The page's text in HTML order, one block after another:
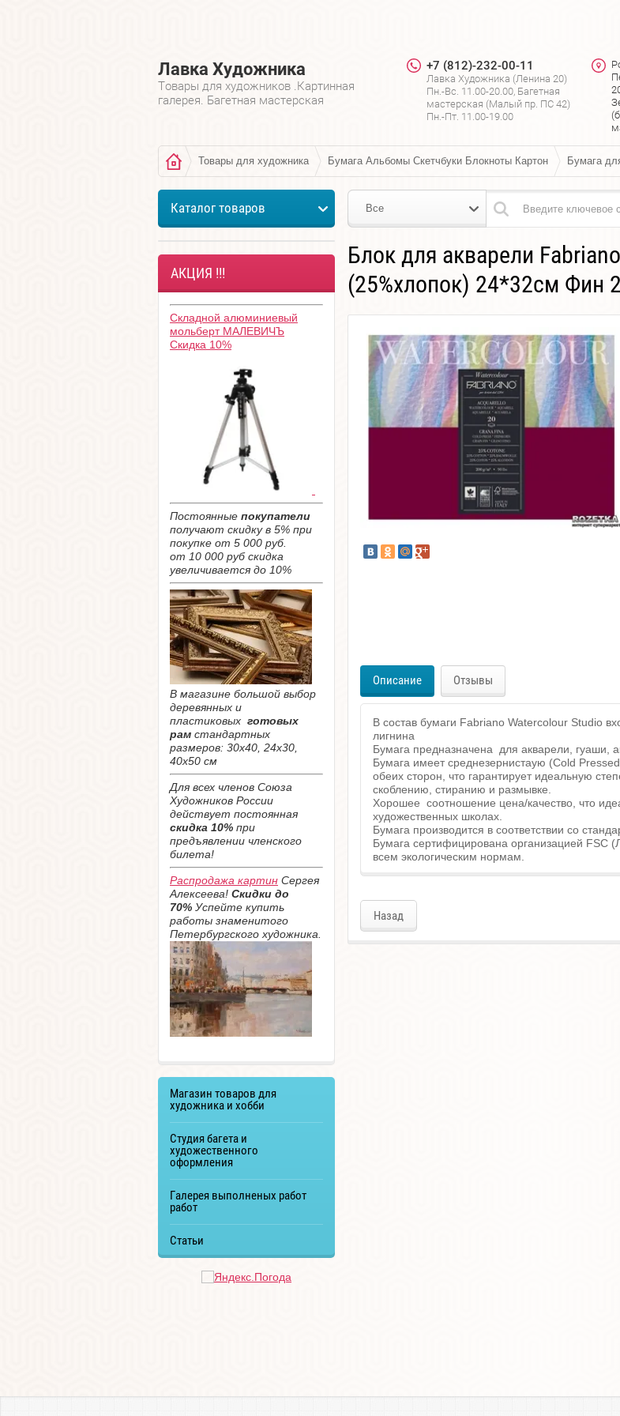
Лавка Художника
Товары для художников .Картинная
галерея. Багетная мастерская
+7 (812)-232-00-11
Лавка Художника (Ленина 20)
Пн.-Вс. 11.00-20.00, Багетная
мастерская (Малый пр. ПС 42)
Пн.-Пт. 11.00-19.00
Товары для художника Бумага Альбомы Скетчбуки Блокноты Картон Бумага
Каталог товаров
АКЦИЯ !!!
Складной алюминиевый
мольберт МАЛЕВИЧЪ
Скидка 10%
Постоянные покупатели
получают скидку в 5% при
покупке от 5 000 руб.
от 10 000 руб скидка
увеличивается до 10%
В магазине большой выбор
деревянных и
пластиковых готовых
рам стандартных
размеров: 30х40, 24х30,
40х50 см
Для всех членов Союза
Художников России
действует постоянная
скидка 10% при
предъявлении членского
билета!
Распродажа картин Сергея
Алексеева! Скидки до
70% Успейте купить
работы знаменитого
Петербургского художника.
Магазин товаров для
художника и хобби
Студия багета и
художественного
оформления
Галерея выполненых работ
работ
Статьи
Все
Блок для акварели
(25%хлопок) 24*32см Фин
Описание Отзывы
В состав бумаги Fabriano Watercolour Studio
лигнина
Бумага предназначена для акварели, гуаши,
Бумага имеет среднезернистаую (Cold
обеих сторон, что гарантирует идеальную
скоблению, стиранию и размывке.
Хорошее соотношение цена/качество, что
художественных школах.
Бумага производится в соответствии со
Бумага сертифицирована организацией FSC
всем экологическим нормам.
Назад